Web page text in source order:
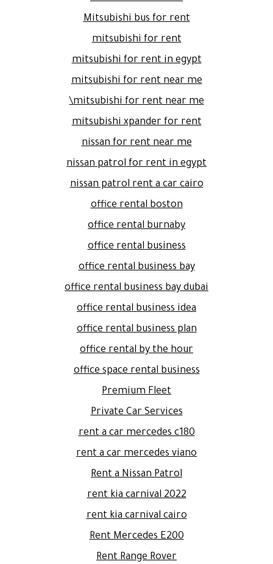
Mitsubishi bus for rent
mitsubishi for rent
mitsubishi for rent in egypt
mitsubishi for rent near me
mitsubishi for rent near me\
mitsubishi xpander for rent
nissan for rent near me
nissan patrol for rent in egypt
nissan patrol rent a car cairo
office rental boston
office rental burnaby
office rental business
office rental business bay
office rental business bay dubai
office rental business idea
office rental business plan
office rental by the hour
office space rental business
Premium Fleet
Private Car Services
rent a car mercedes c180
rent a car mercedes viano
Rent a Nissan Patrol
rent kia carnival 2022
rent kia carnival cairo
Rent Mercedes E200
Rent Range Rover